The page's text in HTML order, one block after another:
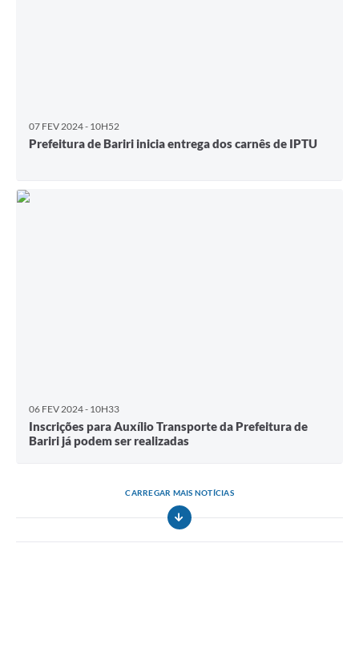
07 FEV 2024 - 10H52
Prefeitura de Bariri inicia entrega dos carnês de IPTU
06 FEV 2024 - 10H33
Inscrições para Auxílio Transporte da Prefeitura de
Bariri já podem ser realizadas
CARREGAR MAIS NOTÍCIAS